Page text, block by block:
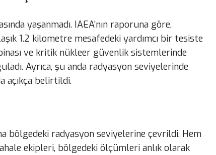
yaşanmadı. IAEA’nın raporuna göre,
1.2 kilometre mesafedeki yardımcı bir tesiste
ve kritik nükleer güvenlik sistemlerinde
Ayrıca, şu anda radyasyon seviyelerinde
açıkça belirtildi.
bölgedeki radyasyon seviyelerine çevrildi. Hem
ekipleri, bölgedeki ölçümleri anlık olarak